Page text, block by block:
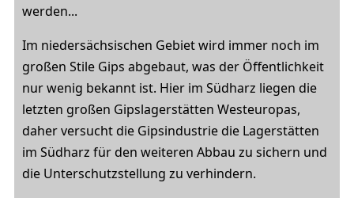
werden...
Im niedersächsischen Gebiet wird immer noch im
großen Stile Gips abgebaut, was der Öffentlichkeit
nur wenig bekannt ist. Hier im Südharz liegen die
letzten großen Gipslagerstätten Westeuropas,
daher versucht die Gipsindustrie die Lagerstätten
im Südharz für den weiteren Abbau zu sichern und
die Unterschutzstellung zu verhindern.